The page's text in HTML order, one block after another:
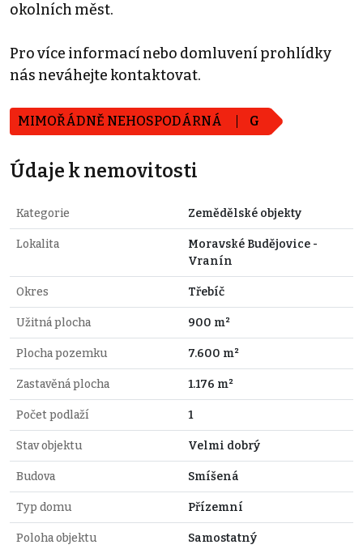
okolních měst.
Pro více informací nebo domluvení prohlídky
nás neváhejte kontaktovat.
MIMOŘÁDNĚ NEHOSPODÁRNÁ G
Údaje k nemovitosti
Kategorie Zemědělské objekty
Lokalita
Moravské Budějovice -
Vranín
Okres Třebíč
Užitná plocha 900 m²
Plocha pozemku 7.600 m²
Zastavěná plocha 1.176 m²
Počet podlaží 1
Stav objektu Velmi dobrý
Budova Smíšená
Typ domu Přízemní
Poloha objektu Samostatný